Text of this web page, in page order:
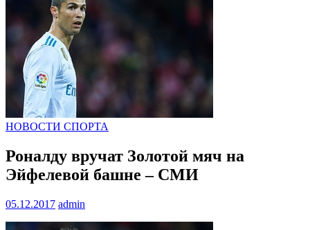
НОВОСТИ СПОРТА
Роналду вручат Золотой мяч на
Эйфелевой башне – СМИ
05.12.2017 admin